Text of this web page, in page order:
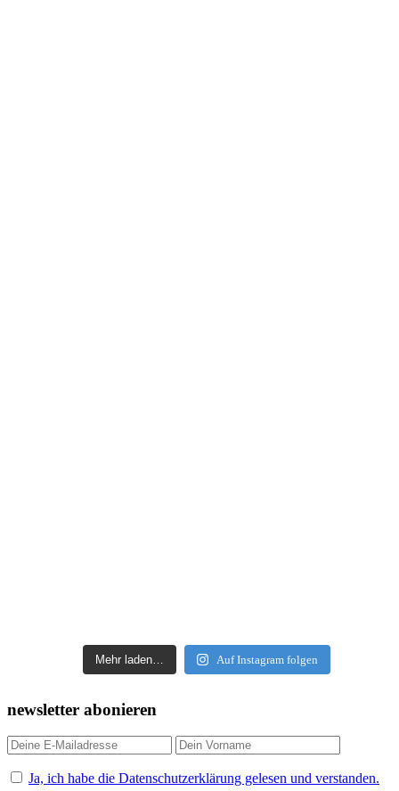
Mehr laden… Auf Instagram folgen
newsletter abonieren
Ja, ich habe die Datenschutzerklärung gelesen und verstanden.